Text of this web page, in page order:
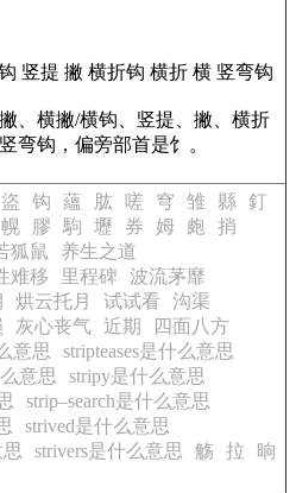
竖提 撇 横折钩 横折 横 竖弯钩
、横撇/横钩、竖提、撇、横折
弯钩，偏旁部首是饣。
盜 钩 蘊 肱 嗟 穹 雏 縣
釘
幌 膠 駒 壢 券 姆 皰
捎
狐鼠
养生之道
难移
里程碑
波流茅靡
烘云托月 试试看
沟渠
灰心丧气 近期
四面八方
意思
stripteases是什么意思
意思
stripy是什么意思
strip–search是什么意思
strived是什么意思
strivers是什么意思 觞 拉
晌